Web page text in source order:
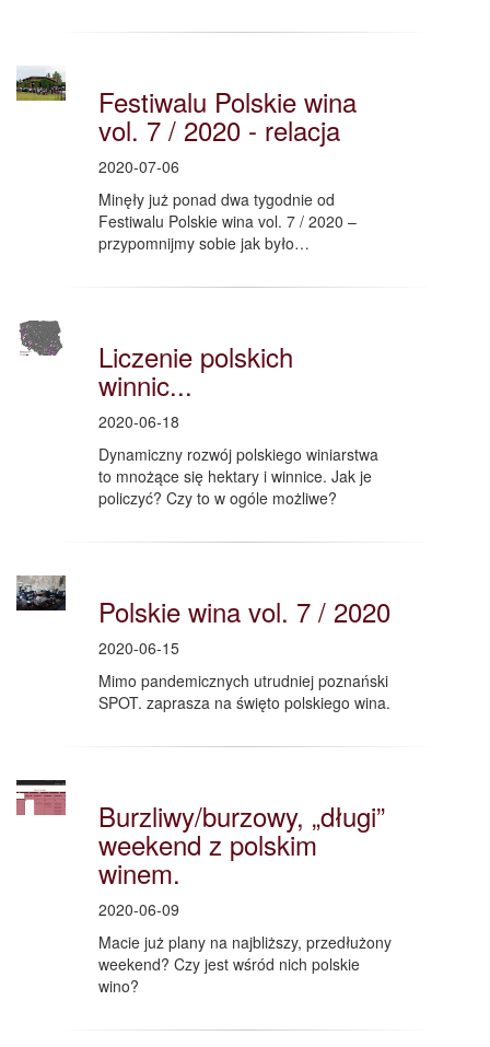
Festiwalu Polskie wina
vol. 7 / 2020 - relacja
2020-07-06
Minęły już ponad dwa tygodnie od
Festiwalu Polskie wina vol. 7 / 2020 –
przypomnijmy sobie jak było…
Liczenie polskich
winnic...
2020-06-18
Dynamiczny rozwój polskiego winiarstwa
to mnożące się hektary i winnice. Jak je
policzyć? Czy to w ogóle możliwe?
Polskie wina vol. 7 / 2020
2020-06-15
Mimo pandemicznych utrudniej poznański
SPOT. zaprasza na święto polskiego wina.
Burzliwy/burzowy, „długi”
weekend z polskim
winem.
2020-06-09
Macie już plany na najbliższy, przedłużony
weekend? Czy jest wśród nich polskie
wino?